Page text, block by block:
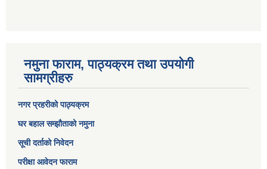
नमुना फाराम, पाठ्यक्रम तथा उपयोगी
सामग्रीहरु
नगर प्रहरीको पाठ्यक्रम
घर बहाल सम्झौताको नमुना
सूची दर्ताको निवेदन
परीक्षा आवेदन फाराम